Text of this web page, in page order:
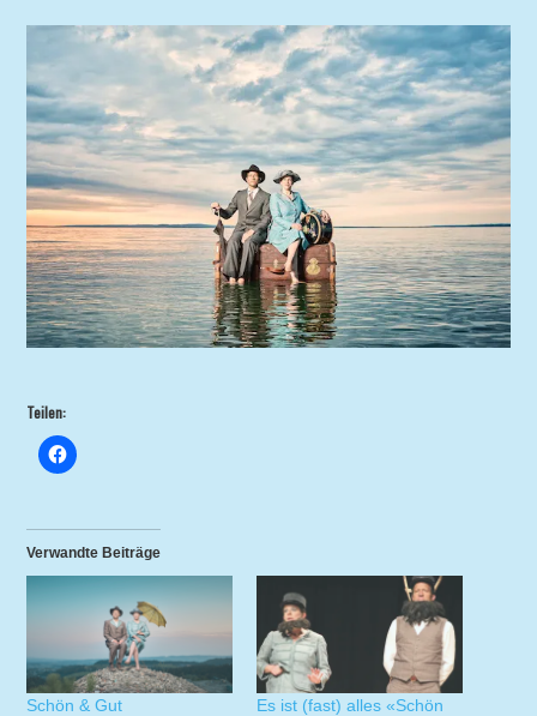
Teilen:
Verwandte Beiträge
Schön & Gut
Es ist (fast) alles «Schön